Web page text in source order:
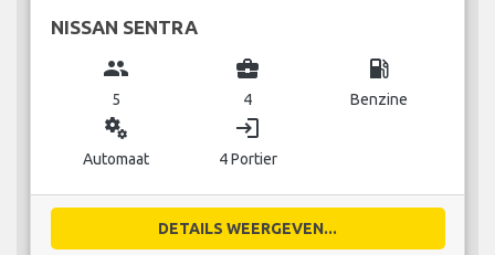
NISSAN SENTRA
group
5
business_center
4
local_gas_station
Benzine
miscellaneous_services
Automaat
login
4 Portier
DETAILS WEERGEVEN...